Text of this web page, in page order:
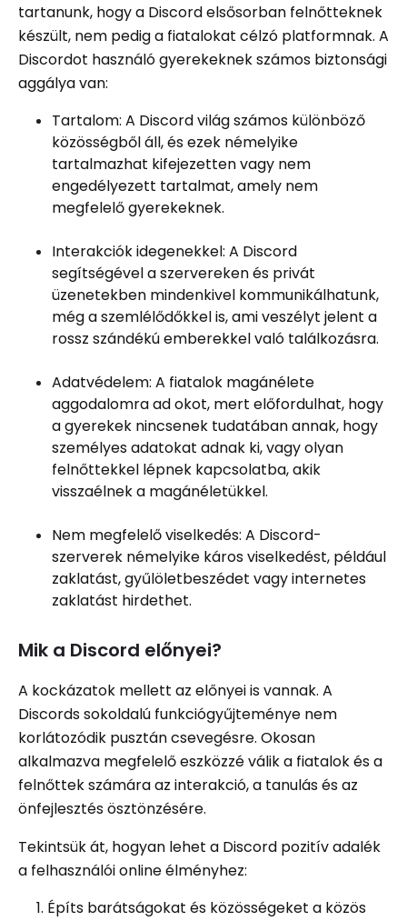
tartanunk, hogy a Discord elsősorban felnőtteknek
készült, nem pedig a fiatalokat célzó platformnak. A
Discordot használó gyerekeknek számos biztonsági
aggálya van:
Tartalom: A Discord világ számos különböző
közösségből áll, és ezek némelyike ​​
tartalmazhat kifejezetten vagy nem
engedélyezett tartalmat, amely nem
megfelelő gyerekeknek.
Interakciók idegenekkel: A Discord
segítségével a szervereken és privát
üzenetekben mindenkivel kommunikálhatunk,
még a szemlélődőkkel is, ami veszélyt jelent a
rossz szándékú emberekkel való találkozásra.
Adatvédelem: A fiatalok magánélete
aggodalomra ad okot, mert előfordulhat, hogy
a gyerekek nincsenek tudatában annak, hogy
személyes adatokat adnak ki, vagy olyan
felnőttekkel lépnek kapcsolatba, akik
visszaélnek a magánéletükkel.
Nem megfelelő viselkedés: A Discord-
szerverek némelyike ​​káros viselkedést, például
zaklatást, gyűlöletbeszédet vagy internetes
zaklatást hirdethet.
Mik a Discord előnyei?
A kockázatok mellett az előnyei is vannak. A
Discords sokoldalú funkciógyűjteménye nem
korlátozódik pusztán csevegésre. Okosan
alkalmazva megfelelő eszközzé válik a fiatalok és a
felnőttek számára az interakció, a tanulás és az
önfejlesztés ösztönzésére.
Tekintsük át, hogyan lehet a Discord pozitív adalék
a felhasználói online élményhez:
Építs barátságokat és közösségeket a közös